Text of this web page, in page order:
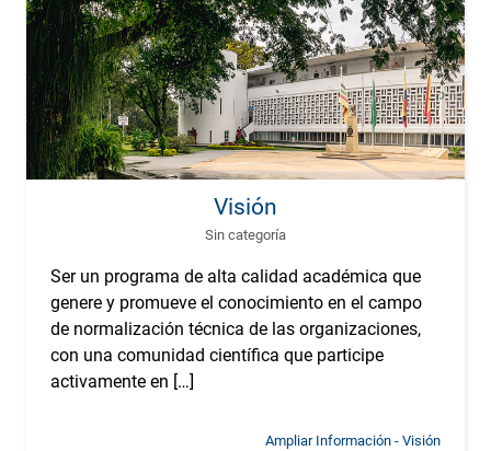
Visión
Sin categoría
Ser un programa de alta calidad académica que
genere y promueve el conocimiento en el campo
de normalización técnica de las organizaciones,
con una comunidad científica que participe
activamente en […]
Ampliar Información - Visión